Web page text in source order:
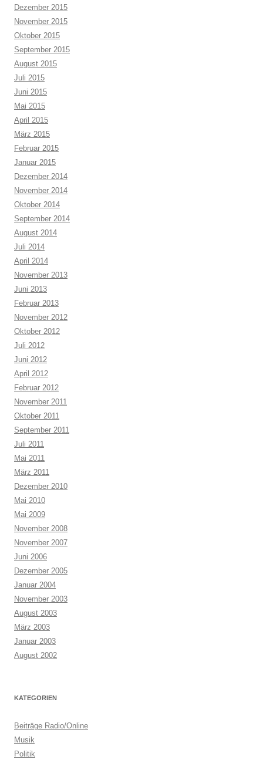
Dezember 2015
November 2015
Oktober 2015
September 2015
August 2015
Juli 2015
Juni 2015
Mai 2015
April 2015
März 2015
Februar 2015
Januar 2015
Dezember 2014
November 2014
Oktober 2014
September 2014
August 2014
Juli 2014
April 2014
November 2013
Juni 2013
Februar 2013
November 2012
Oktober 2012
Juli 2012
Juni 2012
April 2012
Februar 2012
November 2011
Oktober 2011
September 2011
Juli 2011
Mai 2011
März 2011
Dezember 2010
Mai 2010
Mai 2009
November 2008
November 2007
Juni 2006
Dezember 2005
Januar 2004
November 2003
August 2003
März 2003
Januar 2003
August 2002
KATEGORIEN
Beiträge Radio/Online
Musik
Politik